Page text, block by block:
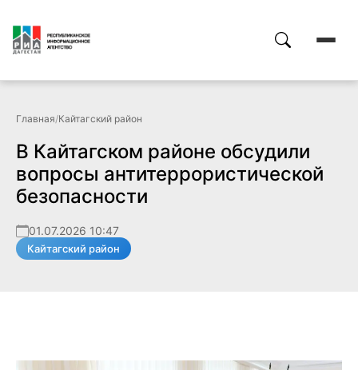
Главная/Кайтагский район
В Кайтагском районе обсудили
вопросы антитеррористической
безопасности
01.07.2026 10:47
Кайтагский район